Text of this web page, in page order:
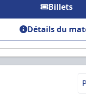
Billets
Détails du